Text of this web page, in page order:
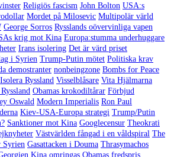
Religiös fascism John Bolton USA:s
Mordet på Milosevic Multipolär värld
George Sorros Rysslands oövervinliga vapen
krig mot Kina Europa:stumma underhuggare
Irans isolering Det är värd priset
i Syrien Trump-Putin mötet Politiska krav
demostranter nonbeingzone Bombs for Peace
Isolera Ryssland Visselblåsare Vita Hjälmarna
Obamas krokodiltårar Förbjud
Oswald Modern Imperialis Ron Paul
Kiev-USA-Europa strategi Trump/Putin
Sanktioner mot Kina Googlecensur Theokrati
Västvärlden fångad i en våldspiral The
Syrien Gasattacken i Douma Thrasymachos
Kina omringas Obamas fredspris